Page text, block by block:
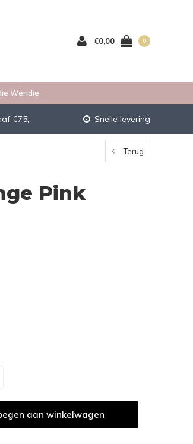
€0,00 0
Wendie
€75,- Snelle levering
Terug
Pink
aan winkelwagen